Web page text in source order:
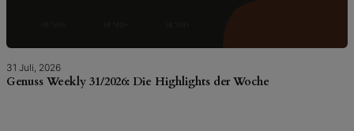
31 Juli, 2026
Genuss Weekly 31/2026: Die Highlights der Woche